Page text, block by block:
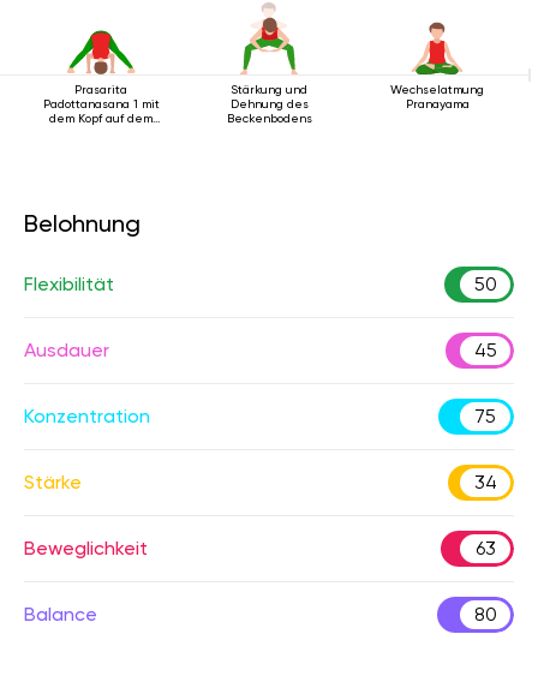
Prasarita
Padottanasana 1 mit
dem Kopf auf dem
Stärkung und
Dehnung des
Beckenbodens
Wechselatmung
Pranayama
Belohnung
Flexibilität 50
Ausdauer 45
Konzentration 75
Stärke 34
Beweglichkeit 63
Balance 80